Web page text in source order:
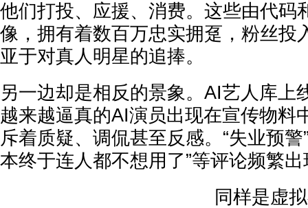
他们打投、应援、消费。这些由代码
像，拥有着数百万忠实拥趸，粉丝投
亚于对真人明星的追捧。
另一边却是相反的景象。AI艺人库上
越来越逼真的AI演员出现在宣传物料
斥着质疑、调侃甚至反感。“失业预警
本终于连人都不想用了”等评论频繁出
同样是虚